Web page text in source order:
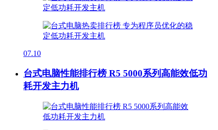
07.10
台式电脑性能排行榜 R5 5000系列高能效低功
耗开发主力机